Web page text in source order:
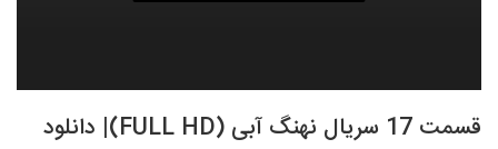
قسمت 17 سریال نهنگ آبی (FULL HD)| دانلود